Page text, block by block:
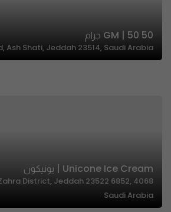
50 GM | 50 جرام
Ash Shati, Jeddah 23514, Saudi Arabia
Unicone Ice Cream | يونيكون
Zahra District, Jeddah 23522 6852,
Saudi Arabia